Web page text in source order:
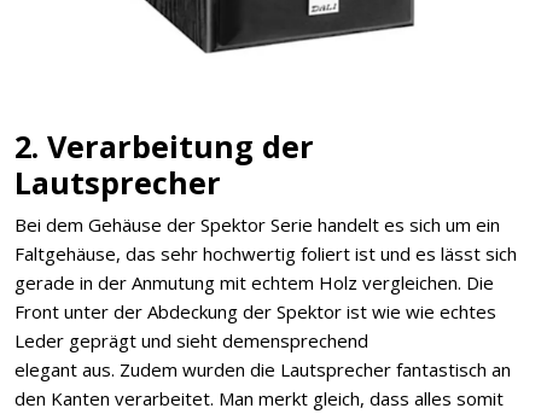
2. Verarbeitung der
Lautsprecher
Bei dem Gehäuse der Spektor Serie handelt es sich um ein
Faltgehäuse, das sehr hochwertig foliert ist und es lässt sich
gerade in der Anmutung mit echtem Holz vergleichen. Die
Front unter der Abdeckung der Spektor ist wie wie echtes
Leder geprägt und sieht demensprechend
elegant aus. Zudem wurden die Lautsprecher fantastisch an
den Kanten verarbeitet. Man merkt gleich, dass alles somit